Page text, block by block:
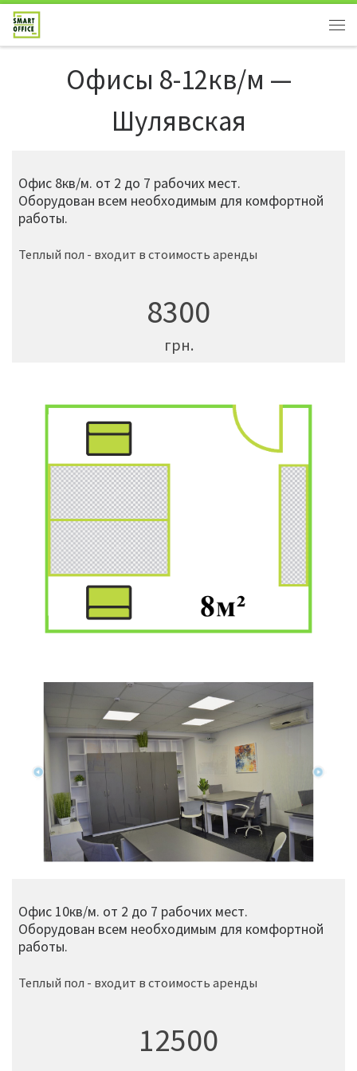
Офисы 8-12кв/м —
Шулявская
Офис 8кв/м. от 2 до 7 рабочих мест.
Оборудован всем необходимым для комфортной
работы.
Теплый пол - входит в стоимость аренды
8300
грн.
Офис 10кв/м. от 2 до 7 рабочих мест.
Оборудован всем необходимым для комфортной
работы.
Теплый пол - входит в стоимость аренды
12500